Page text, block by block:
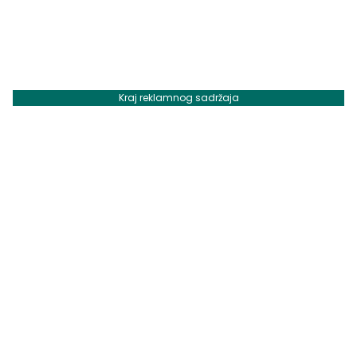
Kraj reklamnog sadržaja